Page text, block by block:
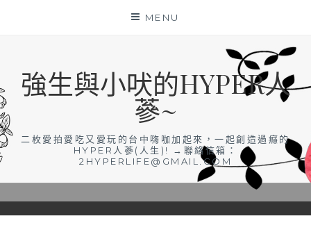
MENU
強生與小吠的HYPER人
蔘~
二枚愛拍愛吃又愛玩的台中嗨咖加起來，一起創造過癮的
HYPER人蔘(人生)! →聯絡信箱：
2HYPERLIFE@GMAIL.COM